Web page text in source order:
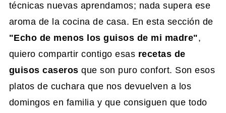
técnicas nuevas aprendamos; nada supera ese
aroma de la cocina de casa. En esta sección de
"Echo de menos los guisos de mi madre",
quiero compartir contigo esas recetas de
guisos caseros que son puro confort. Son esos
platos de cuchara que nos devuelven a los
domingos en familia y que consiguen que todo